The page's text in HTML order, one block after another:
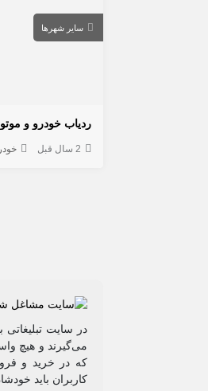
سایر شهرها
2 سال قبل
در سایت
می‌گیرند و هیچ
که در خرید و
کاربران باید